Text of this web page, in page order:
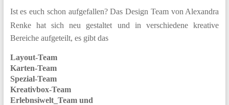
Ist es euch schon aufgefallen? Das Design Team von Alexandra
Renke hat sich neu gestaltet und in verschiedene kreative
Bereiche aufgeteilt, es gibt das
Layout-Team
Karten-Team
Spezial-Team
Kreativbox-Team
Erlebnsiwelt_Team und